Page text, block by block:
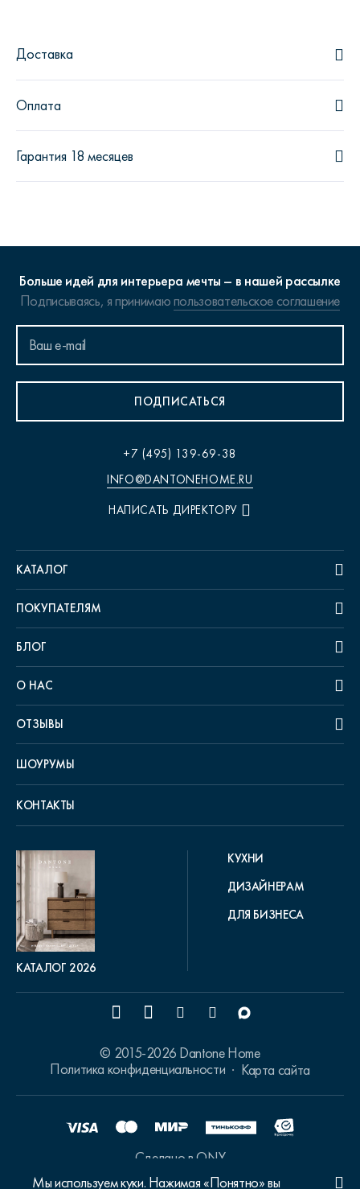
Доставка
Оплата
Гарантия 18 месяцев
Мы используем куки. Нажимая «Понятно» вы
Больше идей для интерьера мечты – в нашей рассылке
Подписываясь, я принимаюпользовательское соглашение
ПОДПИСАТЬСЯ
+7 (495) 139-69-38
INFO@DANTONEHOME.RU
НАПИСАТЬ ДИРЕКТОРУ
КАТАЛОГ
ПОКУПАТЕЛЯМ
БЛОГ
О НАС
ОТЗЫВЫ
ШОУРУМЫ
КОНТАКТЫ
КАТАЛОГ 2026
КУХНИ
ДИЗАЙНЕРАМ
ДЛЯ БИЗНЕСА
© 2015-2026 Dantone Home
Политика конфиденциальности
Карта сайта
Сделано в ONY